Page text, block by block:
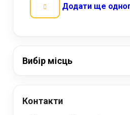
Додати ще
Вибір місць
Контакти